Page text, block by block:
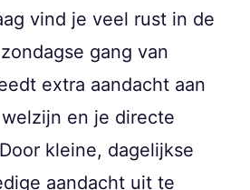
vind je veel rust in de
gang van
extra aandacht aan
en je directe
kleine, dagelijkse
aandacht uit te